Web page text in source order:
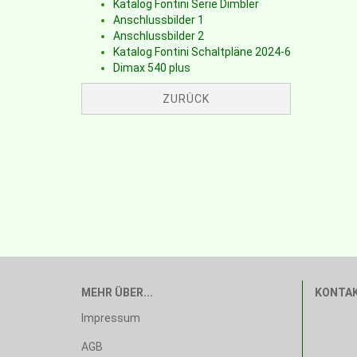
Katalog Fontini Serie Dimbler
Anschlussbilder 1
Anschlussbilder 2
Katalog Fontini Schaltpläne 2024-6
Dimax 540 plus
ZURÜCK
MEHR ÜBER...
Impressum
AGB